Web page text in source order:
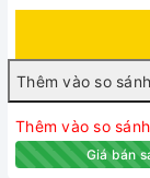
Thêm vào so sánh
Giá bán